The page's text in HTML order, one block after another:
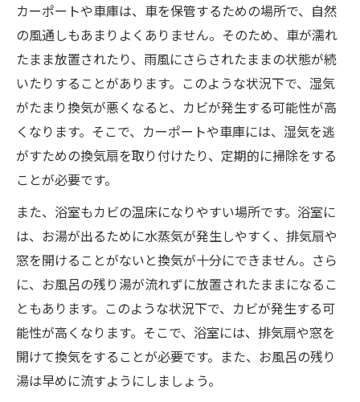
カーポートや車庫は、車を保管するための場所で、自然
の風通しもあまりよくありません。そのため、車が濡れ
たまま放置されたり、雨風にさらされたままの状態が続
いたりすることがあります。このような状況下で、湿気
がたまり換気が悪くなると、カビが発生する可能性が高
くなります。そこで、カーポートや車庫には、湿気を逃
がすための換気扇を取り付けたり、定期的に掃除をする
ことが必要です。
また、浴室もカビの温床になりやすい場所です。浴室に
は、お湯が出るために水蒸気が発生しやすく、排気扇や
窓を開けることがないと換気が十分にできません。さら
に、お風呂の残り湯が流れずに放置されたままになるこ
ともあります。このような状況下で、カビが発生する可
能性が高くなります。そこで、浴室には、排気扇や窓を
開けて換気をすることが必要です。また、お風呂の残り
湯は早めに流すようにしましょう。